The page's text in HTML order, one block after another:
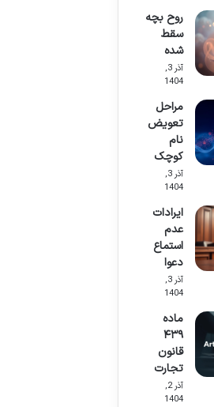
روح بچه
سقط
شده
آذر 3,
1404
مراحل
تعویض
نام
کوچک
آذر 3,
1404
ایرادات
عدم
استماع
دعوا
آذر 3,
1404
ماده
۴۳۹
قانون
تجارت
آذر 2,
1404